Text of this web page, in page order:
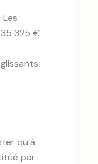
325 €
qu’à
par